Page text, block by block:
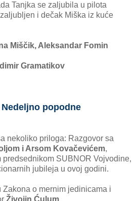
Tanjka se zaljubila u pilota
i dečak Miška iz kuće
Miščik, Aleksandar Fomin
Gramatikov
Nedeljno popodne
nekoliko priloga: Razgovor sa
i Arsom Kovačevićem,
SUBNOR Vojvodine,
jubileja u ovoj godini.
o mernim jedinicama i